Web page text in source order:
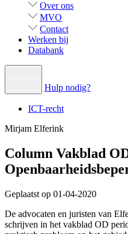
Over ons
MVO
Contact
Werken bij
Databank
Hulp nodig?
ICT-recht
Mirjam Elferink
Column Vakblad
Geplaatst op 01-04-2020
De advocaten en juristen van
schrijven in het vakblad OD